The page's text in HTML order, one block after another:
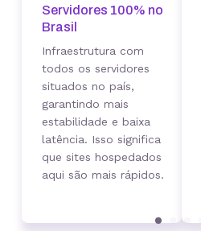
Servidores 100% no
Brasil
Infraestrutura com
todos os servidores
situados no país,
garantindo mais
estabilidade e baixa
latência. Isso significa
que sites hospedados
aqui são mais rápidos.